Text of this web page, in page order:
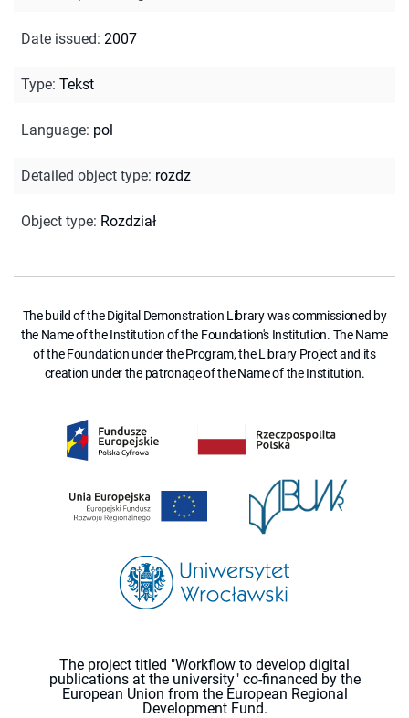
Date issued: 2007
Type: Tekst
Language: pol
Detailed object type: rozdz
Object type: Rozdział
The build of the Digital Demonstration Library was commissioned by
the Name of the Institution of the Foundation's Institution. The Name
of the Foundation under the Program, the Library Project and its
creation under the patronage of the Name of the Institution.
The project titled "Workflow to develop digital
publications at the university" co-financed by the
European Union from the European Regional
Development Fund.